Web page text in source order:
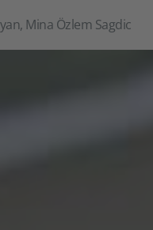
Mina Özlem Sagdic